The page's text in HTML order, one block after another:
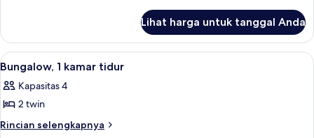
Mobil
Karavan
(Maxicaravan)
Lihat harga untuk tanggal Anda
Lihat
semua
foto
untuk
Bungalow,
Bungalow, 1 kamar tidur | Teras/patio
3
Bungalow, 1 kamar tidur
Kapasitas 4
2 twin
Rincian selengkapnya
Rincian